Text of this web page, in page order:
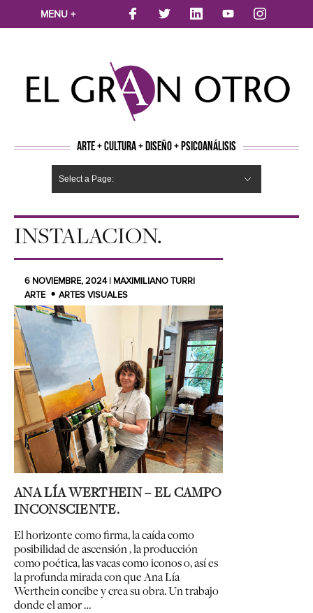
MENU +
ARTE + CULTURA + DISEÑO + PSICOANÁLISIS
Select a Page:
INSTALACION.
6 NOVIEMBRE, 2024 | MAXIMILIANO TURRI
ARTE
ARTES VISUALES
ANA LÍA WERTHEIN – EL CAMPO
INCONSCIENTE.
El horizonte como firma, la caída como
posibilidad de ascensión , la producción
como poética, las vacas como iconos o, así es
la profunda mirada con que Ana Lía
Werthein concibe y crea su obra. Un trabajo
donde el amor …